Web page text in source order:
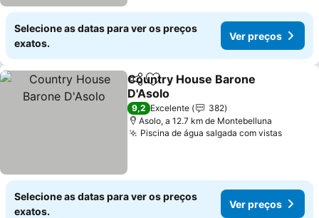
Selecione as datas para ver os preços
exatos.
Ver preços
PartilharAdicionar aos favoritos
Country House Barone
D'Asolo
Ver preços
9,2 Excelente
382
Asolo, a 12.7 km de Montebelluna
Piscina de água salgada com vistasVer
Selecione as datas para ver os preços
exatos.
Ver preços